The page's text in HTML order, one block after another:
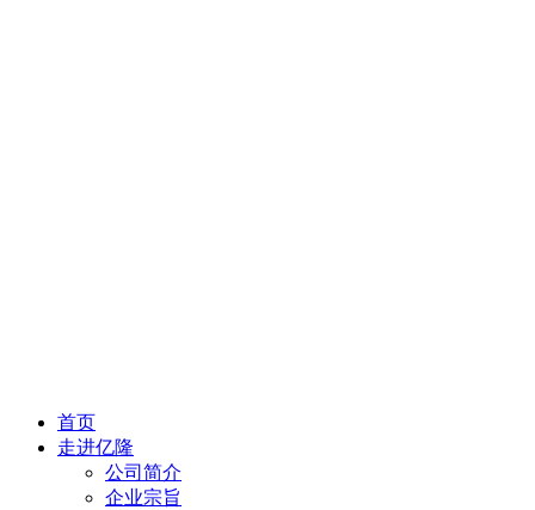
首页
走进亿隆
公司简介
企业宗旨